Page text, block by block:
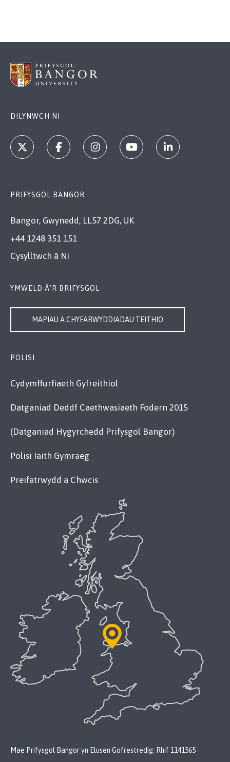
DILYNWCH NI
PRIFYSGOL BANGOR
Bangor, Gwynedd, LL57 2DG, UK
+44 1248 351 151
Cysylltwch â Ni
YMWELD Â’R BRIFYSGOL
MAPIAU A CHYFARWYDDIADAU TEITHIO
POLISI
Cydymffurfiaeth Gyfreithiol
Datganiad Deddf Caethwasiaeth Fodern 2015
(Datganiad Hygyrchedd Prifysgol Bangor)
Polisi Iaith Gymraeg
Preifatrwydd a Chwcis
Mae Prifysgol Bangor yn Elusen Gofrestredig: Rhif 1141565